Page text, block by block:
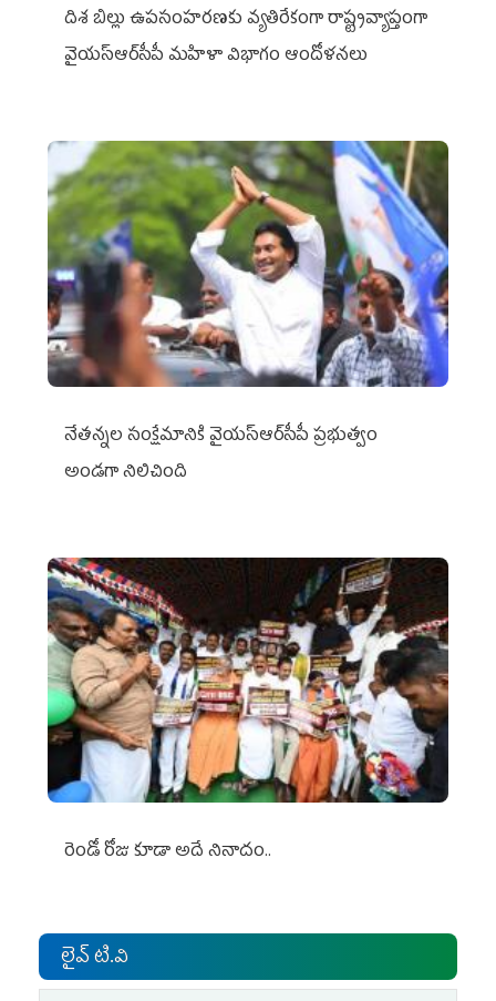
దిశ బిల్లు ఉపసంహరణకు వ్యతిరేకంగా రాష్ట్రవ్యాప్తంగా
వైయ‌స్ఆర్‌సీపీ మహిళా విభాగం ఆందోళనలు
నేతన్నల సంక్షేమానికి వైయ‌స్ఆర్‌సీపీ ప్రభుత్వం
అండగా నిలిచింది
రెండో రోజు కూడా అదే నినాదం..
లైవ్ టి.వి